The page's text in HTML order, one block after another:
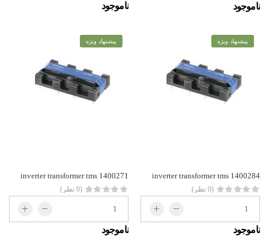
ناموجود ناموجود
پیشنهاد ویژه
inverter transformer tms 1400284
(0 نظر)
ناموجود
پیشنهاد ویژه
inverter transformer tms 1400271
(0 نظر)
ناموجود